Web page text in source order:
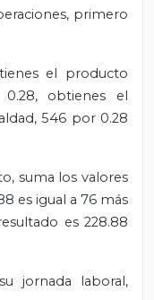
primero
el producto
obtienes el
546 por 0.28
suma los valores
es igual a 76 más
es 228.88
jornada laboral,